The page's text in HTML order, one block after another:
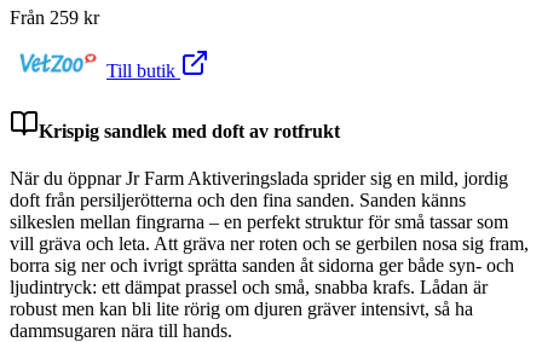
Från 259 kr
Till butik
Krispig sandlek med doft av rotfrukt
När du öppnar Jr Farm Aktiveringslada sprider sig en mild, jordig
doft från persiljerötterna och den fina sanden. Sanden känns
silkeslen mellan fingrarna – en perfekt struktur för små tassar som
vill gräva och leta. Att gräva ner roten och se gerbilen nosa sig fram,
borra sig ner och ivrigt sprätta sanden åt sidorna ger både syn- och
ljudintryck: ett dämpat prassel och små, snabba krafs. Lådan är
robust men kan bli lite rörig om djuren gräver intensivt, så ha
dammsugaren nära till hands.